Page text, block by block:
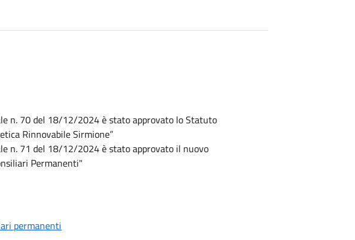
n. 70 del 18/12/2024 è stato approvato lo Statuto
Rinnovabile Sirmione”
n. 71 del 18/12/2024 è stato approvato il nuovo
Permanenti"
permanenti